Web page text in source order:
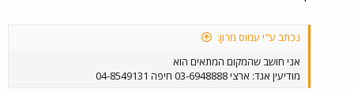
נכתב ע"י עמוס מרון:
אני חושב שהמקום המתאים הוא
מודיעין אגד: ארצי 03-6948888 חיפה 04-8549131